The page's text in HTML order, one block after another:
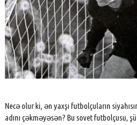
Necə olur ki, ən yaxşı futbolçuların
adını çəkməyəsən? Bu sovet futbolçusu,